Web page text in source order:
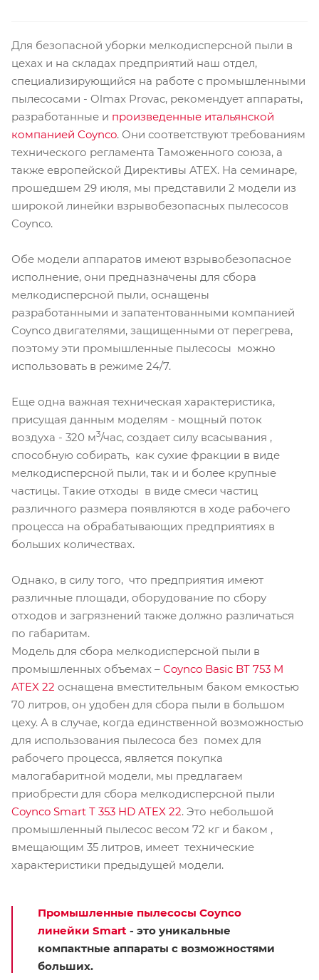
Для безопасной уборки мелкодисперсной пыли в
цехах и на складах предприятий наш отдел,
специализирующийся на работе с промышленными
пылесосами - Olmax Provac, рекомендует аппараты,
разработанные и произведенные итальянской
компанией Coynco. Они соответствуют требованиям
технического регламента Таможенного союза, а
также европейской Директивы ATEX. На семинаре,
прошедшем 29 июля, мы представили 2 модели из
широкой линейки взрывобезопасных пылесосов
Coynco.
Обе модели аппаратов имеют взрывобезопасное
исполнение, они предназначены для сбора
мелкодисперсной пыли, оснащены
разработанными и запатентованными компанией
Coynco двигателями, защищенными от перегрева,
поэтому эти промышленные пылесосы можно
использовать в режиме 24/7.
Еще одна важная техническая характеристика,
присущая данным моделям - мощный поток
воздуха - 320 м3/час, создает силу всасывания ,
способную собирать, как сухие фракции в виде
мелкодисперсной пыли, так и и более крупные
частицы. Такие отходы в виде смеси частиц
различного размера появляются в ходе рабочего
процесса на обрабатывающих предприятиях в
больших количествах.
Однако, в силу того, что предприятия имеют
различные площади, оборудование по сбору
отходов и загрязнений также должно различаться
по габаритам.
Модель для сбора мелкодисперсной пыли в
промышленных объемах – Coynco Basic BT 753 M
ATEX 22 оснащена вместительным баком емкостью
70 литров, он удобен для сбора пыли в большом
цеху. А в случае, когда единственной возможностью
для использования пылесоса без помех для
рабочего процесса, является покупка
малогабаритной модели, мы предлагаем
приобрести для сбора мелкодисперсной пыли
Coynco Smart T 353 HD ATEX 22. Это небольшой
промышленный пылесос весом 72 кг и баком ,
вмещающим 35 литров, имеет технические
характеристики предыдущей модели.
Промышленные пылесосы Coynco
линейки Smart - это уникальные
компактные аппараты с возможностями
больших.